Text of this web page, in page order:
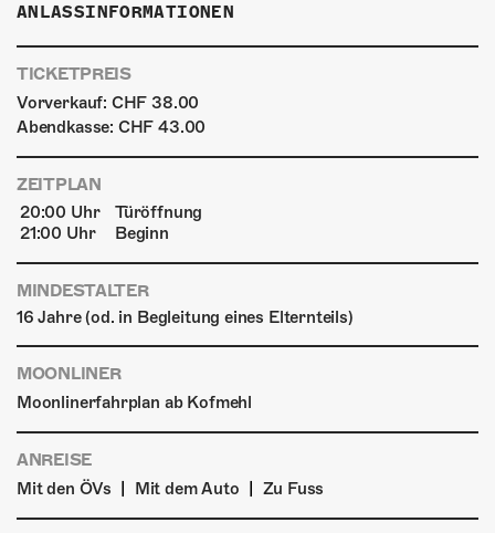
ANLASSINFORMATIONEN
TICKETPREIS
Vorverkauf: CHF 38.00
Abendkasse: CHF 43.00
ZEITPLAN
20:00 Uhr
Türöffnung
21:00 Uhr
Beginn
MINDESTALTER
16 Jahre (od. in Begleitung eines Elternteils)
MOONLINER
Moonlinerfahrplan ab Kofmehl
ANREISE
Mit den ÖVs
Mit dem Auto Zu Fuss